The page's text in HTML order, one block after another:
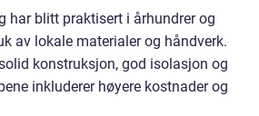
har blitt praktisert i århundrer og
av lokale materialer og håndverk.
konstruksjon, god isolasjon og
inkluderer høyere kostnader og